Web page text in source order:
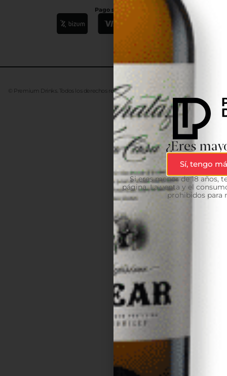
Pago seguro
© Premium Drinks. Todos los derechos reservados. DesarrolladoAdvanze
¿Eres
Sí, tengo
Si eres menor de 18 años,
página. La venta y el
prohibidos para